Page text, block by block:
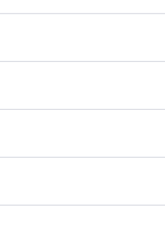
種と密に連携しながら
ことを期待しています。
てデザインの仕組み化
イス、コミュニティ機
合わせ） ・フレックス
BtoCサービス
ダクト(家族アル
AIエンジニア・